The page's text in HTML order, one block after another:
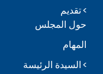
تقديم
حول المجلس
المهام
السيدة الرئيسة